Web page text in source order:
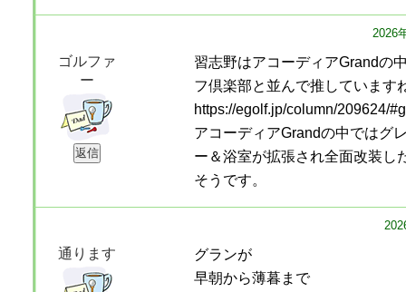
2026
ゴルファ
ー
習志野はアコーディアGrandの
フ倶楽部と並んで推しています
https://egolf.jp/column/209624/
アコーディアGrandの中ではグ
ー＆浴室が拡張され全面改装し
そうです。
通ります
グランが
早朝から薄暮まで